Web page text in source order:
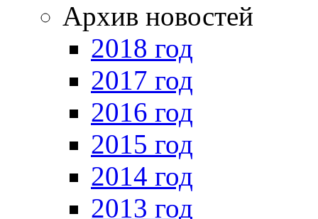
Архив новостей
2018 год
2017 год
2016 год
2015 год
2014 год
2013 год